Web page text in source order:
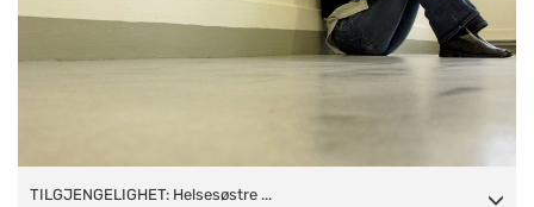
TILGJENGELIGHET: Helsesøstre kan oppnå relasjons- og
TILGJENGELIGHET: Helsesøstre ...